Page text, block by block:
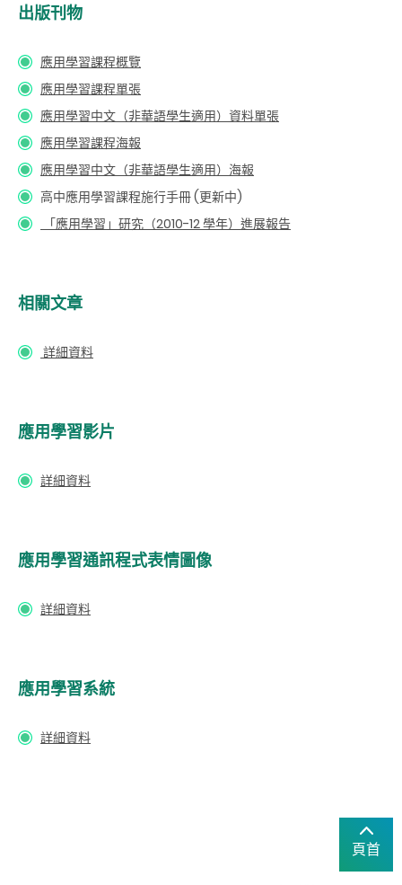
出版刊物
應用學習課程概覽
應用學習課程單張
應用學習中文（非華語學生適用）資料單張
應用學習課程海報
應用學習中文（非華語學生適用）海報
高中應用學習課程施行手冊 (更新中)
「應用學習」研究（2010-12 學年）進展報告
相關文章
詳細資料
應用學習影片
詳細資料
應用學習通訊程式表情圖像
詳細資料
應用學習系統
詳細資料
頁首